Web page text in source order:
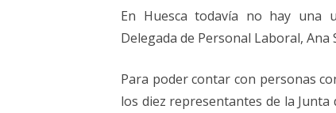
En Huesca todavía no hay una
Delegada de Personal Laboral, Ana
Para poder contar con personas
los diez representantes de la Junta